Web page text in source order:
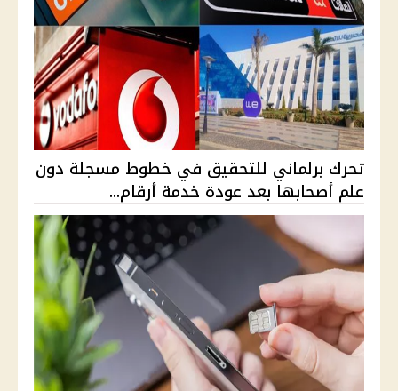
تحرك برلماني للتحقيق في خطوط مسجلة دون
علم أصحابها بعد عودة خدمة أرقام...